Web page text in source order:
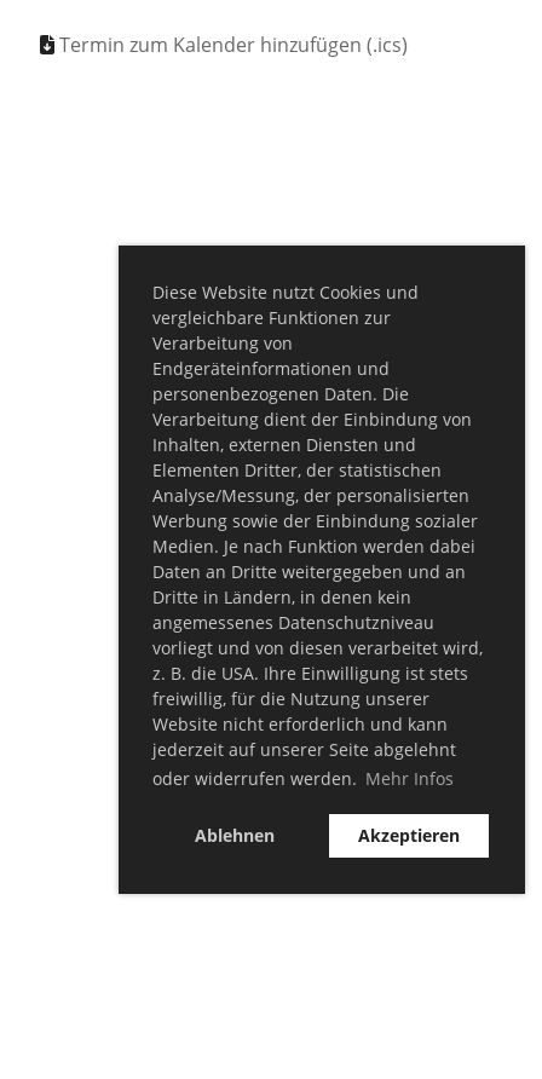
Diese Website nutzt Cookies und
vergleichbare Funktionen zur
Verarbeitung von
Endgeräteinformationen und
personenbezogenen Daten. Die
Verarbeitung dient der Einbindung von
Inhalten, externen Diensten und
Elementen Dritter, der statistischen
Analyse/Messung, der personalisierten
Werbung sowie der Einbindung sozialer
Medien. Je nach Funktion werden dabei
Daten an Dritte weitergegeben und an
Dritte in Ländern, in denen kein
angemessenes Datenschutzniveau
vorliegt und von diesen verarbeitet wird,
z. B. die USA. Ihre Einwilligung ist stets
freiwillig, für die Nutzung unserer
Website nicht erforderlich und kann
jederzeit auf unserer Seite abgelehnt
oder widerrufen werden. Mehr Infos
Ablehnen Akzeptieren
Termin zum Kalender hinzufügen (.ics)